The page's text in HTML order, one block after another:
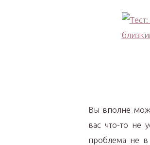
Вы вполне
вас что-то не
проблема не